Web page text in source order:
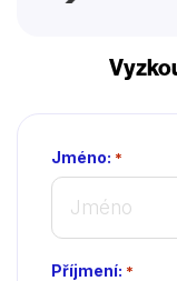
Jméno: *
Příjmení: *